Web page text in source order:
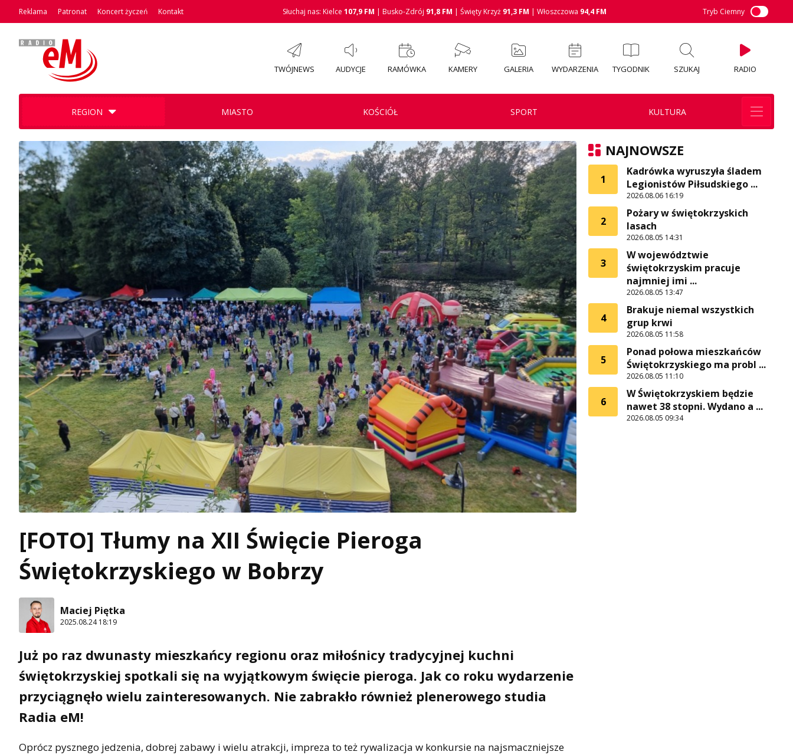
Reklama Patronat Koncert życzeń Kontakt Słuchaj nas: Kielce 107,9 FM | Busko-Zdrój 91,8 FM | Święty Krzyż 91,3 FM | Włoszczowa 94,4 FM Tryb Ciemny
TWÓJNEWS AUDYCJE RAMÓWKA KAMERY GALERIA WYDARZENIA TYGODNIK SZUKAJ RADIO
REGION MIASTO KOŚCIÓŁ SPORT KULTURA
[FOTO] Tłumy na XII Święcie Pieroga
Świętokrzyskiego w Bobrzy
Maciej Piętka
2025.08.24 18:19
Już po raz dwunasty mieszkańcy regionu oraz miłośnicy tradycyjnej kuchni
świętokrzyskiej spotkali się na wyjątkowym święcie pieroga. Jak co roku wydarzenie
przyciągnęło wielu zainteresowanych. Nie zabrakło również plenerowego studia
Radia eM!
Oprócz pysznego jedzenia, dobrej zabawy i wielu atrakcji, impreza to też rywalizacja w konkursie na najsmaczniejsze
NAJNOWSZE
1
Kadrówka wyruszyła śladem
Legionistów Piłsudskiego ...
2026.08.06 16:19
2
Pożary w świętokrzyskich
lasach
2026.08.05 14:31
3
W województwie
świętokrzyskim pracuje
najmniej imi ...
2026.08.05 13:47
4
Brakuje niemal wszystkich
grup krwi
2026.08.05 11:58
5
Ponad połowa mieszkańców
Świętokrzyskiego ma probl ...
2026.08.05 11:10
6
W Świętokrzyskiem będzie
nawet 38 stopni. Wydano a ...
2026.08.05 09:34